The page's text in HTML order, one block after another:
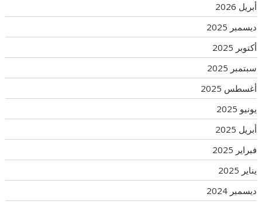
أبريل 2026
ديسمبر 2025
أكتوبر 2025
سبتمبر 2025
أغسطس 2025
يونيو 2025
أبريل 2025
فبراير 2025
يناير 2025
ديسمبر 2024